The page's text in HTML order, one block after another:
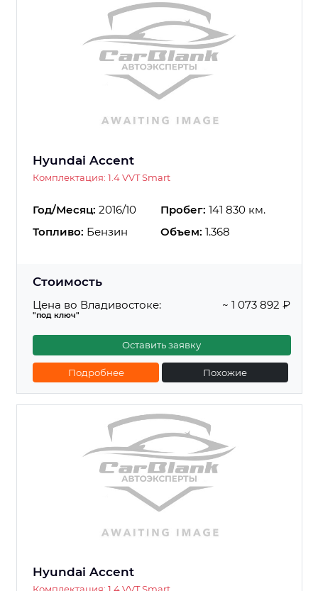
Hyundai Accent
Комплектация: 1.4 VVT Smart
Год/Месяц: 2016/10 Пробег: 141 830 км.
Топливо: Бензин Объем: 1.368
Стоимость
Цена во Владивостоке:
"под ключ"
~ 1 073 892 ₽
Оставить заявку
Подробнее Похожие
Hyundai Accent